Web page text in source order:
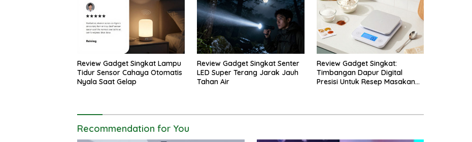
Review Gadget Singkat Lampu
Tidur Sensor Cahaya Otomatis
Nyala Saat Gelap
Review Gadget Singkat Senter
LED Super Terang Jarak Jauh
Tahan Air
Review Gadget Singkat:
Timbangan Dapur Digital
Presisi Untuk Resep Masakan
Recommendation for You